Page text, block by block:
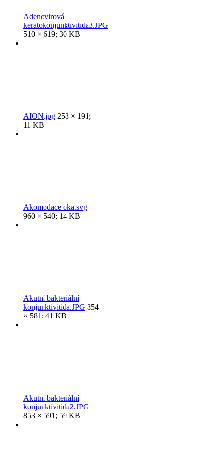
Adenovirová
keratokonjunktivitida3.JPG
510 × 619; 30 KB
AION.jpg 258 × 191;
11 KB
Akomodace oka.svg
960 × 540; 14 KB
Akutní bakteriální
konjunktivitida.JPG 854
× 581; 41 KB
Akutní bakteriální
konjunktivitida2.JPG
853 × 591; 59 KB